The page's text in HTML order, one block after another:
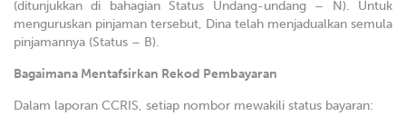
(ditunjukkan di bahagian Status Undang-undang – N). Untuk
menguruskan pinjaman tersebut, Dina telah menjadualkan semula
pinjamannya (Status – B).
Bagaimana Mentafsirkan Rekod Pembayaran
Dalam laporan CCRIS, setiap nombor mewakili status bayaran: